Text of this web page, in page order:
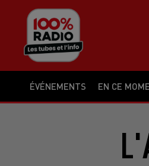
ÉVÉNEMENTS EN CE